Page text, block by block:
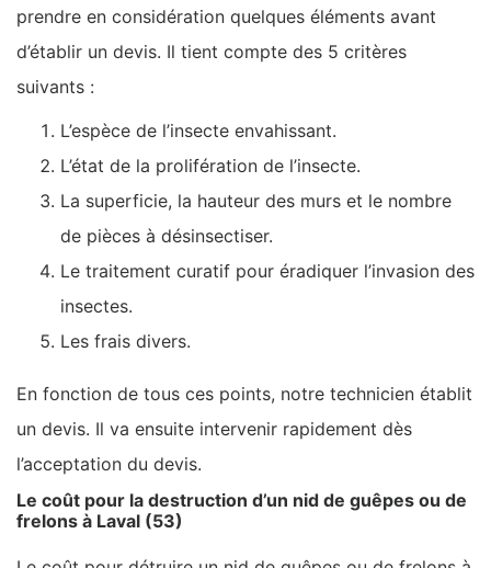
prendre en considération quelques éléments avant
d’établir un devis. Il tient compte des 5 critères
suivants :
L’espèce de l’insecte envahissant.
L’état de la prolifération de l’insecte.
La superficie, la hauteur des murs et le nombre
de pièces à désinsectiser.
Le traitement curatif pour éradiquer l’invasion des
insectes.
Les frais divers.
En fonction de tous ces points, notre technicien établit
un devis. Il va ensuite intervenir rapidement dès
l’acceptation du devis.
Le coût pour la destruction d’un nid de guêpes ou de
frelons à Laval (53)